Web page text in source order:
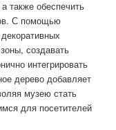
также обеспечить
С помощью
создавать
интегрировать
дерево добавляет
музею стать
для посетителей